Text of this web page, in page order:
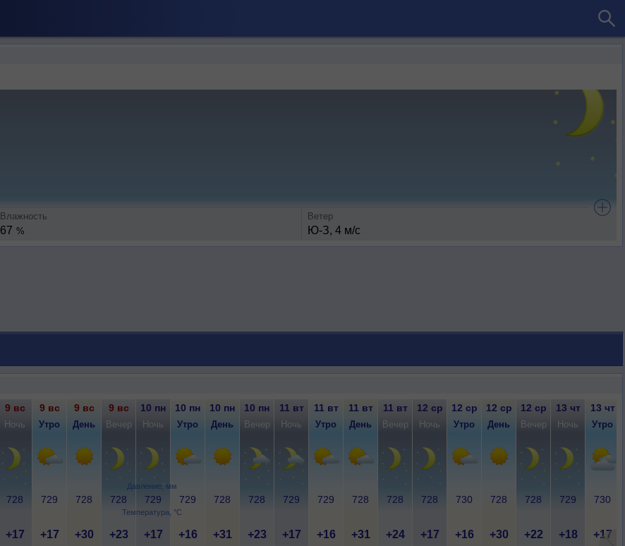
Влажность
67 %
Ветер
Ю-З, 4 м/с
Давление, мм
Температура, °C
9 вс 9 вс 9 вс 9 вс 10 пн 10 пн 10 пн 10 пн 11 вт 11 вт 11 вт 11 вт 12 ср 12 ср 12 ср 12 ср 13 чт 13 чт
Ночь Утро День Вечер Ночь Утро День Вечер Ночь Утро День Вечер Ночь Утро День Вечер Ночь Утро
728 729 728 728 729 729 728 728 729 729 728 728 728 730 728 728 729 730
+17 +17 +30 +23 +17 +16 +31 +23 +17 +16 +31 +24 +17 +16 +30 +22 +18 +17